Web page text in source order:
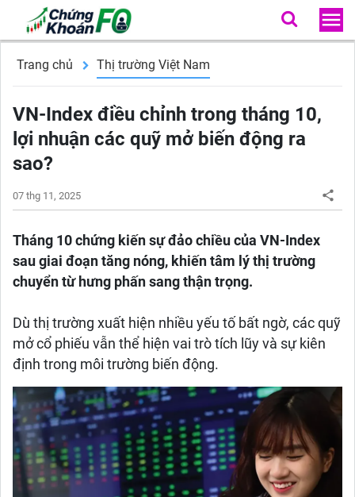
Trang chủ Thị trường Việt Nam
VN-Index điều chỉnh trong tháng 10,
lợi nhuận các quỹ mở biến động ra
sao?
07 thg 11, 2025
Tháng 10 chứng kiến sự đảo chiều của VN-Index
sau giai đoạn tăng nóng, khiến tâm lý thị trường
chuyển từ hưng phấn sang thận trọng.
Dù thị trường xuất hiện nhiều yếu tố bất ngờ, các quỹ
mở cổ phiếu vẫn thể hiện vai trò tích lũy và sự kiên
định trong môi trường biến động.